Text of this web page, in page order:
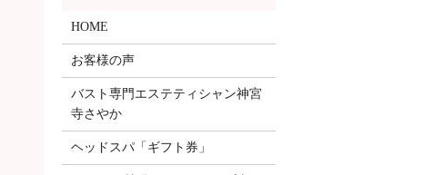
HOME
お客様の声
バスト専門エステティシャン神宮
寺さやか
ヘッドスパ「ギフト券」